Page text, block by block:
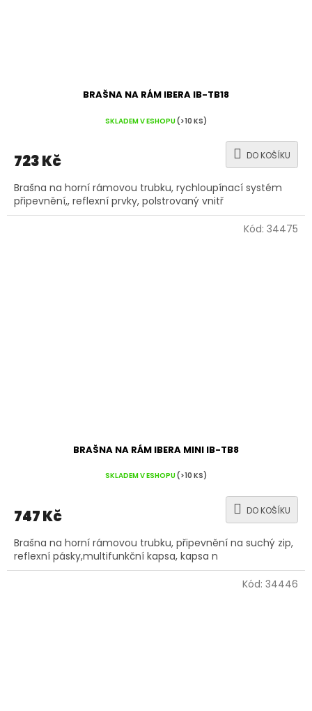
BRAŠNA NA RÁM IBERA IB-TB18
SKLADEM V ESHOPU(>10 KS)
723 Kč DO KOŠÍKU
Brašna na horní rámovou trubku, rychloupínací systém
připevnění,, reflexní prvky, polstrovaný vnitř
BRAŠNA NA RÁM IBERA MINI IB-TB8
SKLADEM V ESHOPU(>10 KS)
747 Kč DO KOŠÍKU
Brašna na horní rámovou trubku, připevnění na suchý zip,
reflexní pásky,multifunkční kapsa, kapsa n
Kód: 34475
Kód: 34446